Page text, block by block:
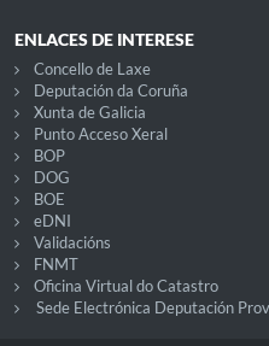
ENLACES DE INTERESE
Concello de Laxe
Deputación da Coruña
Xunta de Galicia
Punto Acceso Xeral
BOP
DOG
BOE
eDNI
Validacións
FNMT
Oficina Virtual do Catastro
Sede Electrónica Deputación